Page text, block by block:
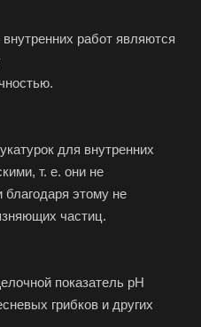
работ являются
для внутренних
т. е. они не
благодаря этому не
частиц.
показатель рН
грибков и других